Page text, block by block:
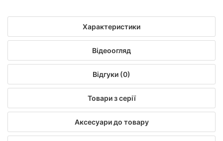
Характеристики
Відеоогляд
Відгуки (0)
Товари з серії
Аксесуари до товару